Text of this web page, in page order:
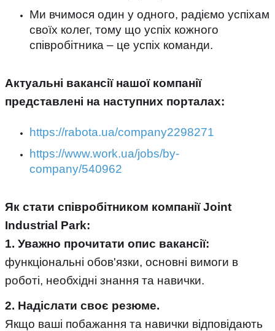
Ми вчимося один у одного, радіємо успіхам
своїх колег, тому що успіх кожного
співробітника – це успіх команди.
Актуальні вакансії нашої компанії
представлені на наступних порталах:
https://rabota.ua/company2298271
https://www.work.ua/jobs/by-
company/540962
Як стати співробітником компанії Joint
Industrial Park:
1. Уважно прочитати опис вакансії:
функціональні обов'язки, основні вимоги в
роботі, необхідні знання та навички.
2. Надіслати своє резюме.
Якщо ваші побажання та навички відповідають